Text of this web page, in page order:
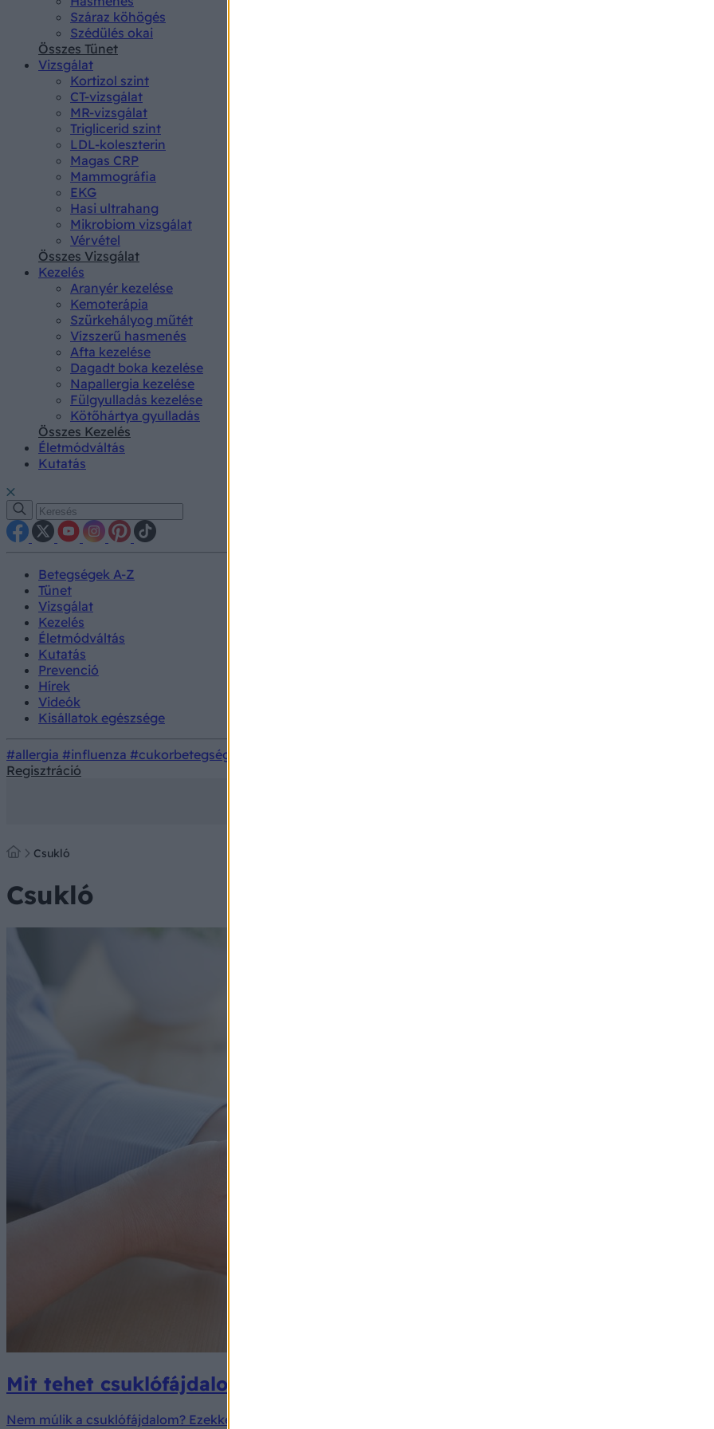
Száraz köhögés
Szédülés okai
Összes Tünet
Vizsgálat
Kortizol szint
CT-vizsgálat
MR-vizsgálat
Triglicerid szint
LDL-koleszterin
Magas CRP
Mammográfia
EKG
Hasi ultrahang
Mikrobiom vizsgálat
Vérvétel
Összes Vizsgálat
Kezelés
Aranyér kezelése
Kemoterápia
Szürkehályog műtét
Vízszerű hasmenés
Afta kezelése
Dagadt boka kezelése
Napallergia kezelése
Fülgyulladás kezelése
Kötőhártya gyulladás
Összes Kezelés
Életmódváltás
Kutatás
Betegségek A-Z
Tünet
Vizsgálat
Kezelés
Életmódváltás
Kutatás
Prevenció
Hírek
Videók
Kisállatok egészsége
#allergia #influenza #cukorbetegség
Regisztráció
Csukló
Csukló
Mit tehet csuklófájdalom ellen? Hatékony gyakorlatok és tippek a
Nem múlik a csuklófájdalom? Ezekkel a trükkökkel otthon is enyhítheti a panaszokat.